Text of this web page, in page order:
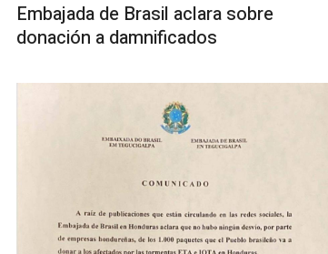
Embajada de Brasil aclara sobre
donación a damnificados